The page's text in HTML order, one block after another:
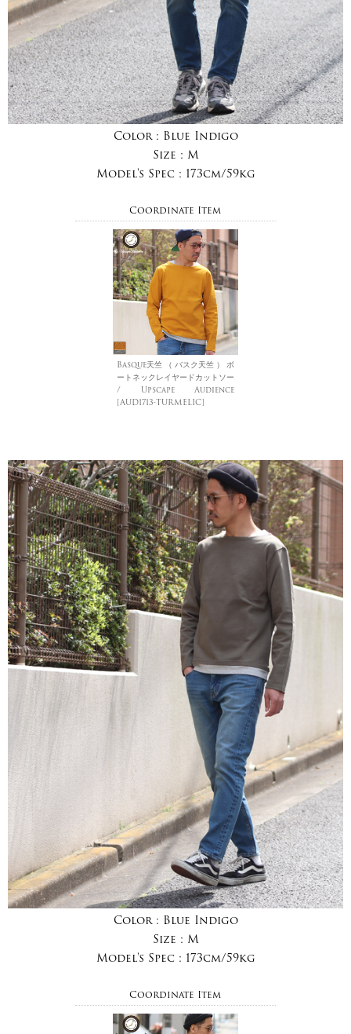
Color : Blue Indigo
Size : M
Model's Spec : 173cm/59kg
Coordinate Item
Basque天竺 （ バスク天竺 ） ボ
ートネックレイヤードカットソー
/ Upscape Audience
[AUD1713-TURMELIC]
Color : Blue Indigo
Size : M
Model's Spec : 173cm/59kg
Coordinate Item